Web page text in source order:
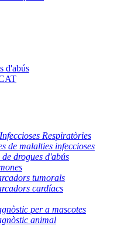
d'abús
Respiratòries
de malalties infeccioses
drogues d'abús
tumorals
cardíacs
per a mascotes
animal